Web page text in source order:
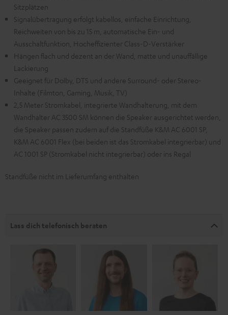
Sitzplätzen
Signalübertragung erfolgt kabellos, einfache Einrichtung,
Reichweiten von bis zu 15 m, automatische Ein- und
Ausschaltfunktion, Hocheffizienter Class-D-Verstärker
Hängen flach und dezent an der Wand, matte und unauffällige
Lackierung
Geeignet für Dolby, DTS und andere Surround- oder Stereo-
Inhalte (Filmton, Gaming, Musik, TV)
2,5 Meter Stromkabel, integrierte Wandhalterung, mit dem
Wandhalter AC 3500 SM können die Speaker ausgerichtet werden,
die Speaker passen zudem auf die Standfüße K&M AC 6001 SP,
K&M AC 6001 Flex (bei beiden ist das Stromkabel integrierbar) und
AC 1001 SP (Stromkabel nicht integrierbar) oder ins Regal
Standfüße nicht im Lieferumfang enthalten
Lass dich telefonisch beraten